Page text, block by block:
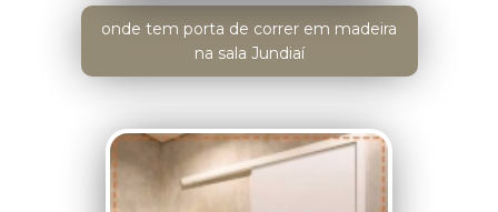
onde tem porta de correr em madeira
na sala Jundiaí